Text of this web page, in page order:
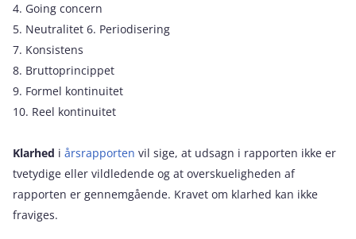
4. Going concern
5. Neutralitet 6. Periodisering
7. Konsistens
8. Bruttoprincippet
9. Formel kontinuitet
10. Reel kontinuitet
Klarhed i årsrapporten vil sige, at udsagn i rapporten ikke er
tvetydige eller vildledende og at overskueligheden af
rapporten er gennemgående. Kravet om klarhed kan ikke
fraviges.